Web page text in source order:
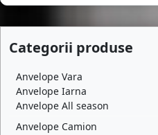
Categorii produse
Anvelope Vara
Anvelope Iarna
Anvelope All season
Anvelope Camion